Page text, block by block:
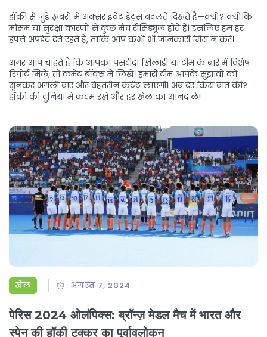
हॉकी से जुड़े ख़बरों में अक्सर इवेंट डेट्स बदलते दिखते हैं—क्यों? क्योंकि
मौसम या सुरक्षा कारणों से कुछ मैच रीसिड्यूल होते हैं। इसलिए हम हर
हफ्ते अपडेट देते रहते हैं, ताकि आप कभी भी जानकारी मिस न करें।
अगर आप चाहते हैं कि आपका पसंदीदा खिलाड़ी या टीम के बारे में विशेष
रिपोर्ट मिले, तो कमेंट बॉक्स में लिखें। हमारी टीम आपके सुझावों को
सुनकर अगली बार और बेहतरीन कंटेंट लाएगी। अब देर किस बात की?
हॉकी की दुनिया में कदम रखें और हर खेल का आनंद लें!
खेल अगस्त 7, 2024
पेरिस 2024 ओलंपिक्स: ब्रॉन्ज़ मेडल मैच में भारत और
स्पेन की हॉकी टक्कर का पूर्वावलोकन